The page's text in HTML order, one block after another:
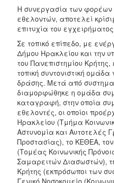
Η συνεργασία των φορέων
εθελοντών, αποτελεί
επιτυχία του
Σε τοπικό επίπεδο, με
Δήμου Ηρακλείου και την
του Πανεπιστημίου
τοπική συντονιστική
δράσης. Μετά από
διαμορφώθηκε η ομάδα
καταγραφή, στην οποία
εθελοντές, οι οποίοι
Ηρακλείου (Τμήμα
Αστυνομία και Αυτοτελές
Προστασίας), το ΚΕΘΕΑ,
(Τομέας Κοινωνικής
Σαμαρειτών Διασωστών),
Κρήτης (εκπρόσωποι των